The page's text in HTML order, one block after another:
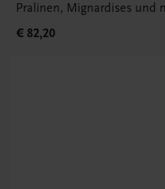
Pralinen, Mignardises und
€ 82,20